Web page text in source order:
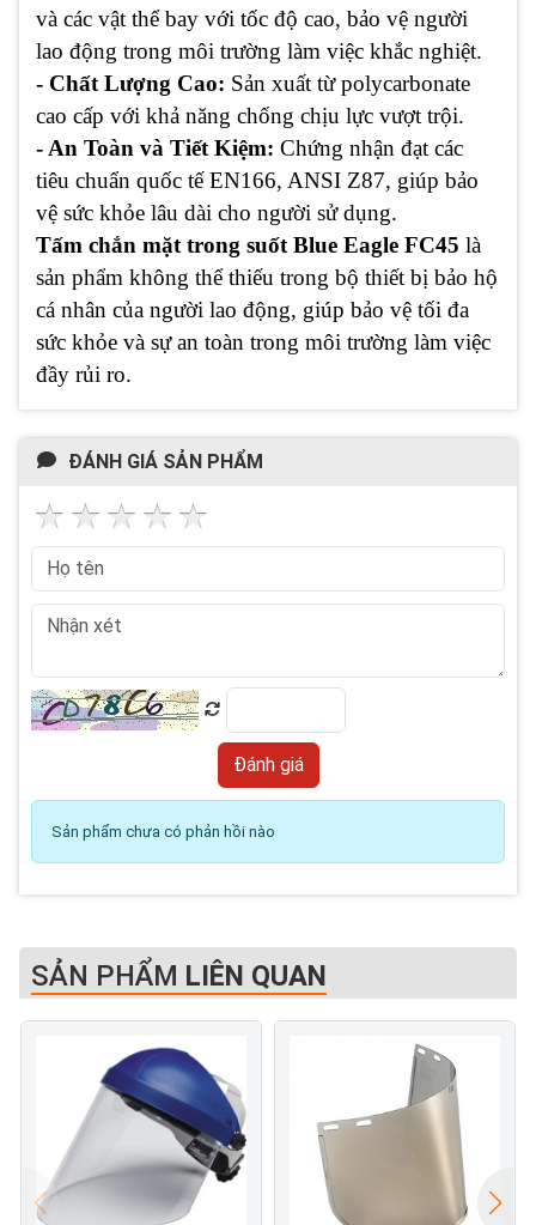
và các vật thể bay với tốc độ cao, bảo vệ người
lao động trong môi trường làm việc khắc nghiệt.
- Chất Lượng Cao: Sản xuất từ polycarbonate
cao cấp với khả năng chống chịu lực vượt trội.
- An Toàn và Tiết Kiệm: Chứng nhận đạt các
tiêu chuẩn quốc tế EN166, ANSI Z87, giúp bảo
vệ sức khỏe lâu dài cho người sử dụng.
Tấm chắn mặt trong suốt Blue Eagle FC45 là
sản phẩm không thể thiếu trong bộ thiết bị bảo hộ
cá nhân của người lao động, giúp bảo vệ tối đa
sức khỏe và sự an toàn trong môi trường làm việc
đầy rủi ro.
ĐÁNH GIÁ SẢN PHẨM
Sản phẩm chưa có phản hồi nào
SẢN PHẨM LIÊN QUAN